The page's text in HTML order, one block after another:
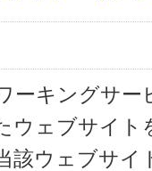
ーキングサー
ウェブサイ
該ウェブサイ